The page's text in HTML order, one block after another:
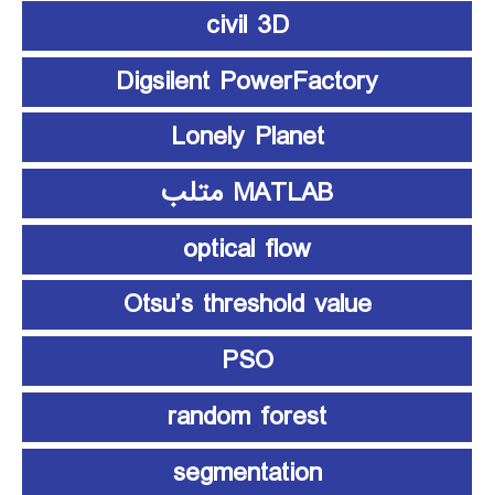
civil 3D
Digsilent PowerFactory
Lonely Planet
MATLAB متلب
optical flow
Otsu’s threshold value
PSO
random forest
segmentation